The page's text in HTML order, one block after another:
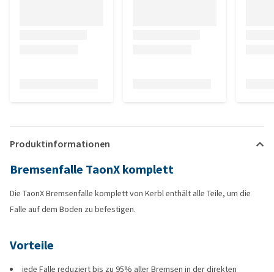
Produktinformationen
Bremsenfalle TaonX komplett
Die TaonX Bremsenfalle komplett von Kerbl enthält alle Teile, um die
Falle auf dem Boden zu befestigen.
Vorteile
jede Falle reduziert bis zu 95% aller Bremsen in der direkten